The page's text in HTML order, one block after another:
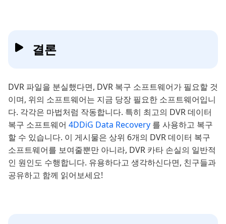
결론
DVR 파일을 분실했다면, DVR 복구 소프트웨어가 필요할 것
이며, 위의 소프트웨어는 지금 당장 필요한 소프트웨어입니
다. 각각은 마법처럼 작동합니다. 특히 최고의 DVR 데이터
복구 소프트웨어 4DDiG Data Recovery 를 사용하고 복구
할 수 있습니다. 이 게시물은 상위 6개의 DVR 데이터 복구
소프트웨어를 보여줄뿐만 아니라, DVR 카타 손실의 일반적
인 원인도 수행합니다. 유용하다고 생각하신다면, 친구들과
공유하고 함께 읽어보세요!